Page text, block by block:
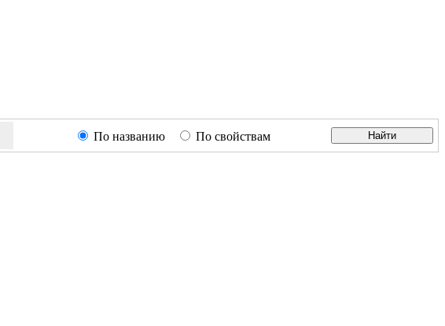
По названию По свойствам Найти